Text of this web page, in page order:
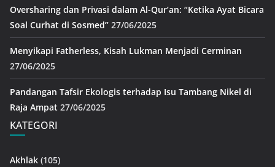
Oversharing dan Privasi dalam Al-Qur’an: “Ketika Ayat Bicara
Soal Curhat di Sosmed” 27/06/2025
Menyikapi Fatherless, Kisah Lukman Menjadi Cerminan
27/06/2025
Pandangan Tafsir Ekologis terhadap Isu Tambang Nikel di
Raja Ampat 27/06/2025
KATEGORI
Akhlak (105)